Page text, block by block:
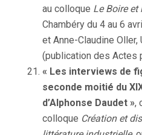
au colloque Le Boire et
Chambéry du 4 au 6
et Anne-Claudine
(publication des Actes
« Les interviews de
seconde moitié du
d’Alphonse Daudet »,
colloque Création et